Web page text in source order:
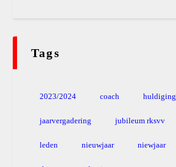
Tags
2023/2024 coach huldiging
jaarvergadering jubileum rksvv
leden nieuwjaar niewjaar